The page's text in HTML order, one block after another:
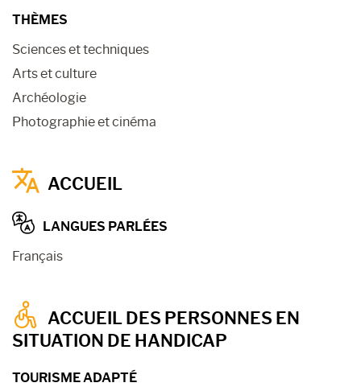
THÈMES
Sciences et techniques
Arts et culture
Archéologie
Photographie et cinéma
ACCUEIL
LANGUES PARLÉES
Français
ACCUEIL DES PERSONNES EN
SITUATION DE HANDICAP
TOURISME ADAPTÉ